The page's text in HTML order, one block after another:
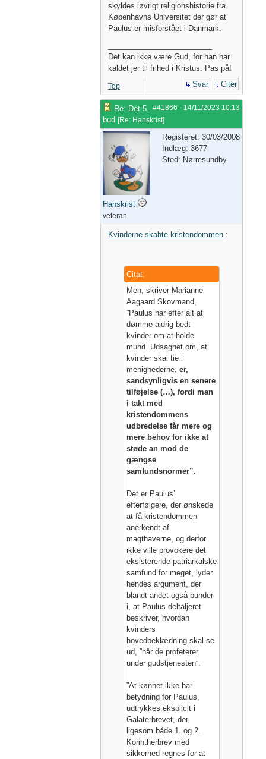
skyldes iøvrigt religionshistorie fra
Københavns Universitet der gør at
Paulus er misforstået i Danmark.
Det kan ikke være Gud, for han har
kaldet jer til frihed i Kristus. Pas på!
Top Svar Citer
#41866 - 14/11/2023 10:13
Re: Det 5.
bud [Re: Hanskrist]
Hanskrist
veteran
Registeret: 30/03/2008
Indlæg: 3677
Sted: Nørresundby
Kvinderne skabte kristendommen :
Citat:
Men, skriver Marianne
Aagaard Skovmand,
”Paulus har efter alt at
dømme aldrig bedt
kvinder om at holde
mund. Udsagnet om, at
kvinder skal tie i
menighederne, er,
sandsynligvis en senere
tilføjelse (…), fordi man
i takt med
kristendommens
udbredelse får mere og
mere behov for ikke at
støde an mod de
gængse
samfundsnormer”.
Det er Paulus’
efterfølgere, der ønskede
at få kristendommen
anerkendt af
magthaverne, og derfor
ikke ville provokere det
eksisterende patriarkalske
samfund for meget, lyder
hendes argument, der
blandt andet også bunder
i, at Paulus deltaljeret
beskriver, hvordan
kvinders
hovedbeklædning skal se
ud, ”når de profeterer
under gudstjenesten”.
”At kønnet ikke har
betydning for Paulus,
udtrykkes eksplicit i
Galaterbrevet, der
ligesom både 1. og 2.
Korintherbrev med
sikkerhed regnes for at